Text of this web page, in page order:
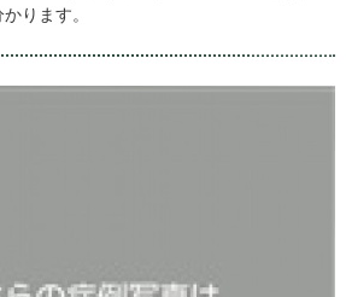
ります。